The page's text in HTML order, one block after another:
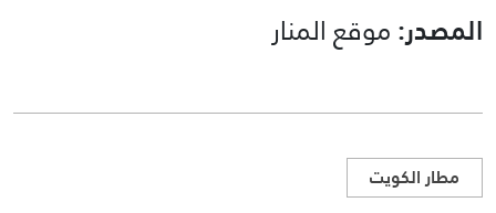
المصدر:موقع المنار
مطار الكويت